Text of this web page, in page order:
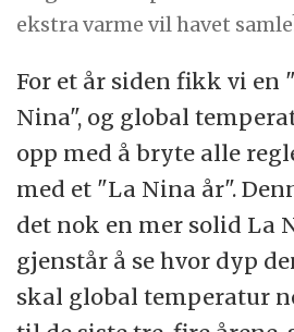
ekstra varme vil havet
For et år siden fikk vi en
Nina", og global
opp med å bryte alle
med et "La Nina år".
det nok en mer solid La
gjenstår å se hvor dyp
skal global temperatur